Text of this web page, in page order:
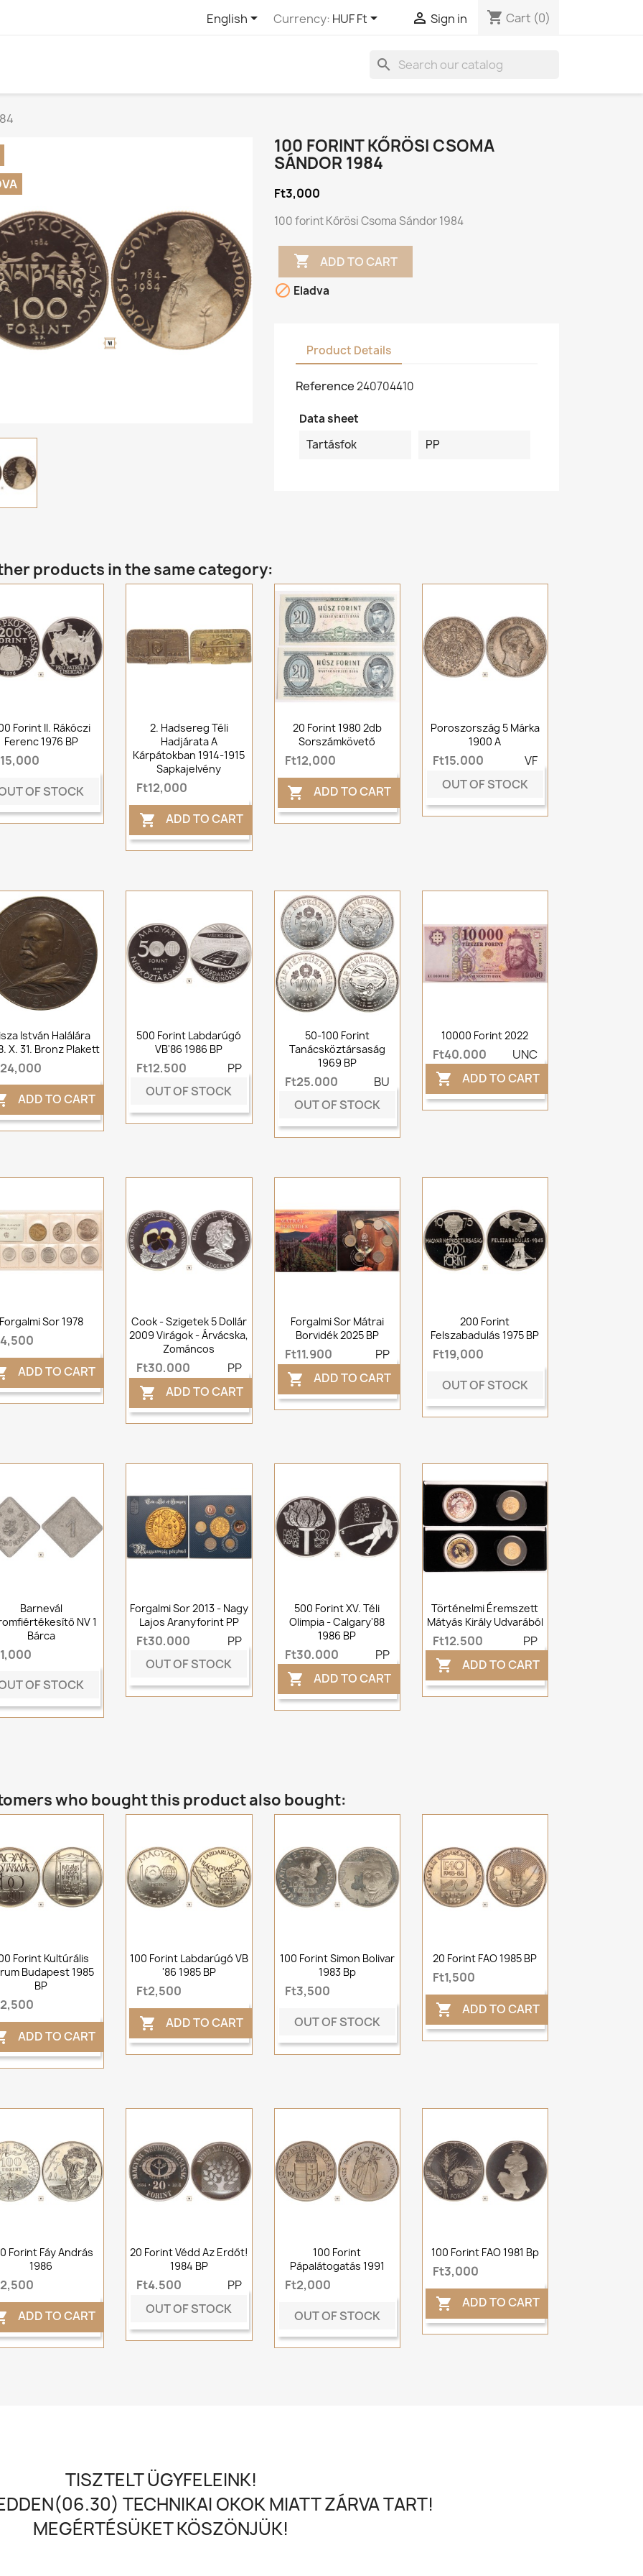
English Currency: HUF Ft  Sign in shopping_cart Cart (0)
search
100 FORINT KŐRÖSI CSOMA
SÁNDOR 1984
Ft3,000
100 forint Kőrösi Csoma Sándor 1984
 ADD TO CART
 Eladva
Product Details
Reference240704410
Data sheet
Tartásfok
PP
products in the same category:
Forint II. Rákóczi
Ferenc 1976 BP
OF STOCK
2. Hadsereg Téli
Hadjárata A
Kárpátokban 1914-1915
Sapkajelvény
Ft12,000
 ADD TO CART
20 Forint 1980 2db
Sorszámkövető
Ft12,000
 ADD TO CART
Poroszország 5 Márka
1900 A
Ft15,000
VF
OUT OF STOCK
István Halálára
X. 31. Bronz Plakett
ADD TO CART
500 Forint Labdarúgó
VB'86 1986 BP
Ft12,500
PP
OUT OF STOCK
50-100 Forint
Tanácsköztársaság
1969 BP
Ft25,000
BU
OUT OF STOCK
10000 Forint 2022
Ft40,000 UNC
 ADD TO CART
Sor 1978
ADD TO CART
Cook - Szigetek 5 Dollár
2009 Virágok - Árvácska,
Zománcos
Ft30,000 PP
 ADD TO CART
Forgalmi Sor Mátrai
Borvidék 2025 BP
Ft11,900 PP
 ADD TO CART
200 Forint
Felszabadulás 1975 BP
Ft19,000
OUT OF STOCK
Barnevál
NV 1
Bárca
OF STOCK
Forgalmi Sor 2013 - Nagy
Lajos Aranyforint PP
Ft30,000
PP
OUT OF STOCK
500 Forint XV. Téli
Olimpia - Calgary'88
1986 BP
Ft30,000 PP
 ADD TO CART
Történelmi Éremszett
Mátyás Király Udvarából
Ft12,500 PP
 ADD TO CART
who bought this product also bought:
Forint Kultúrális
Budapest 1985
BP
ADD TO CART
100 Forint Labdarúgó VB
'86 1985 BP
Ft2,500
 ADD TO CART
100 Forint Simon Bolivar
1983 Bp
Ft3,500
OUT OF STOCK
20 Forint FAO 1985 BP
Ft1,500
 ADD TO CART
Forint Fáy András
1986
ADD TO CART
20 Forint Védd Az Erdőt!
1984 BP
Ft4,500
PP
OUT OF STOCK
100 Forint
Pápalátogatás 1991
Ft2,000
OUT OF STOCK
100 Forint FAO 1981 Bp
Ft3,000
 ADD TO CART
TISZTELT ÜGYFELEINK!
TECHNIKAI OKOK MIATT ZÁRVA TART!
MEGÉRTÉSÜKET KÖSZÖNJÜK!